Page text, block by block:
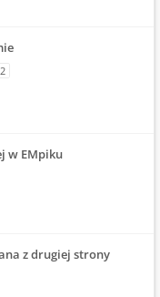
2
w EMpiku
z drugiej strony